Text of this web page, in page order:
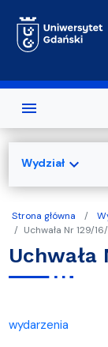
Strona główna
Uchwała Nr 129/
Uchwała
wydarzenia
Wydziałexpand_more